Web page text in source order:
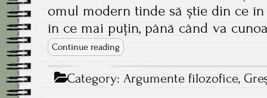
omul modern tinde să știe din ce
în ce mai puțin, până când va
Continue reading
Category:Argumente filozofice,